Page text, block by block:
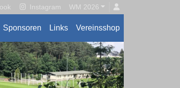
Instagram WM 2026
Sponsoren Links Vereinsshop